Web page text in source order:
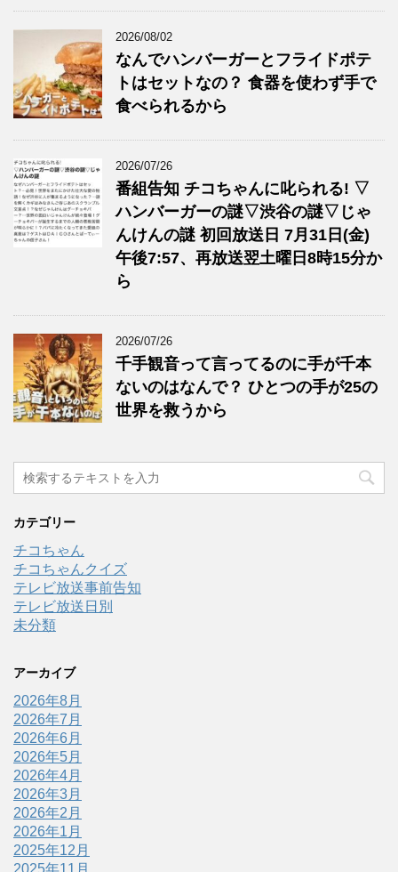
2026/08/02
なんでハンバーガーとフライドポテ
トはセットなの？ 食器を使わず手で
食べられるから
2026/07/26
番組告知 チコちゃんに叱られる! ▽
ハンバーガーの謎▽渋谷の謎▽じゃ
んけんの謎 初回放送日 7月31日(金)
午後7:57、再放送翌土曜日8時15分か
ら
2026/07/26
千手観音って言ってるのに手が千本
ないのはなんで？ ひとつの手が25の
世界を救うから
カテゴリー
チコちゃん
チコちゃんクイズ
テレビ放送事前告知
テレビ放送日別
未分類
アーカイブ
2026年8月
2026年7月
2026年6月
2026年5月
2026年4月
2026年3月
2026年2月
2026年1月
2025年12月
2025年11月